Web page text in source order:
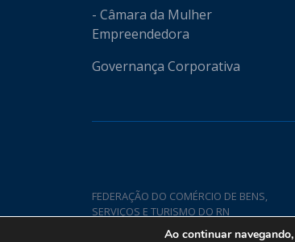
- Câmara da Mulher
Empreendedora
Governança Corporativa
FEDERAÇÃO DO COMÉRCIO DE BENS,
SERVIÇOS E TURISMO DO RN
Ao continuar